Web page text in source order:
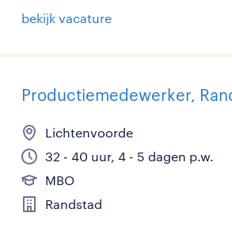
bekijk vacature
Productiemedewerker,
Lichtenvoorde
32 - 40 uur, 4 - 5 dagen p.w.
MBO
Randstad